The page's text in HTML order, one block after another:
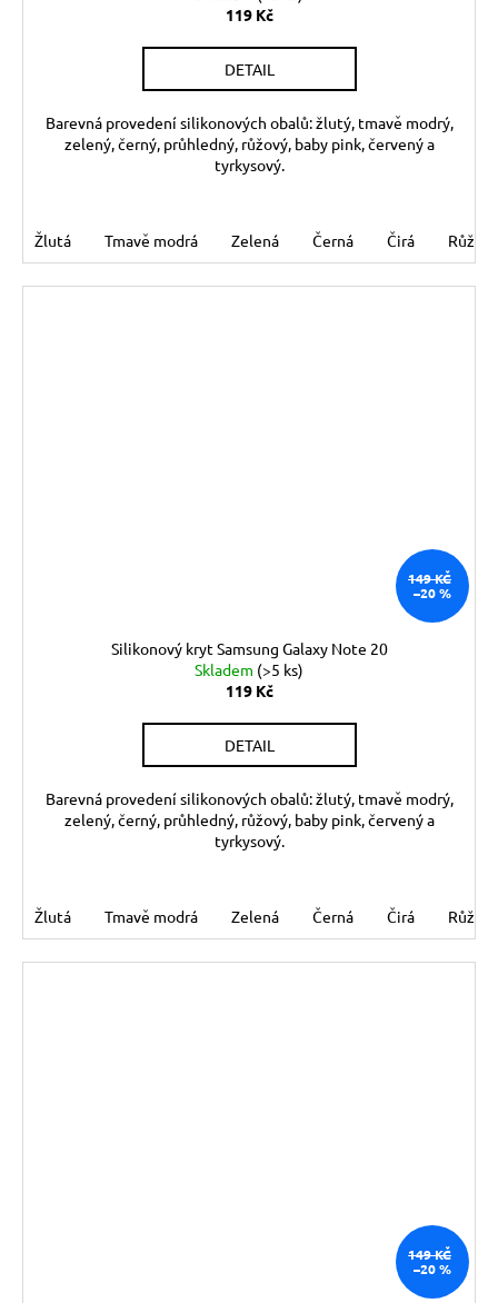
119 Kč
DETAIL
Barevná provedení silikonových obalů: žlutý, tmavě modrý,
zelený, černý, průhledný, růžový, baby pink, červený a
tyrkysový.
Žlutá Tmavě modrá Zelená Černá Čirá Růžová
149 KČ
–20 %
Silikonový kryt Samsung Galaxy Note 20
Skladem (>5 ks)
119 Kč
DETAIL
Barevná provedení silikonových obalů: žlutý, tmavě modrý,
zelený, černý, průhledný, růžový, baby pink, červený a
tyrkysový.
Žlutá Tmavě modrá Zelená Černá Čirá Růžová
149 KČ
–20 %